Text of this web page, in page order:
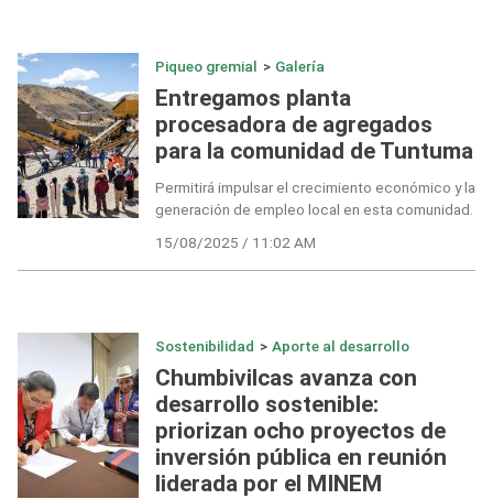
Piqueo gremial > Galería
Entregamos planta
procesadora de agregados
para la comunidad de Tuntuma
Permitirá impulsar el crecimiento económico y la
generación de empleo local en esta comunidad.
15/08/2025 / 11:02 AM
Sostenibilidad > Aporte al desarrollo
Chumbivilcas avanza con
desarrollo sostenible:
priorizan ocho proyectos de
inversión pública en reunión
liderada por el MINEM